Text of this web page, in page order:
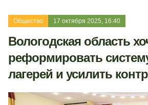
Общество 17 октября 2025, 16:40
Вологодская область
реформировать
лагерей и усилить